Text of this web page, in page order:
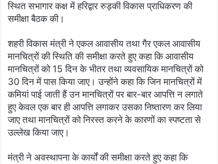
स्थित सभागार कक्ष में हरिद्वार रुड़की विकास प्राधिकरण की
समीक्षा बैठक की।
शहरी विकास मंत्री ने एकल आवासीय तथा गैर एकल आवासीय
मानचित्रों की स्थिति की समीक्षा करते हुए कहा कि आवासीय
मानचित्रों को 15 दिन के भीतर तथा व्यवसायिक मानचित्रों को
30 दिन में पास किया जाए। उन्होंने कहा कि जिन मानचित्रों में
कमियां पाई जाती हैं उन मानचित्रों पर बार-बार आपत्ति न लगाते
हुए केवल एक बार ही आपत्ति लगाकर उसका निष्तारण कर लिया
जाए तथा मानचित्रों को निरस्त करने के कारणों का स्पष्टता से
उल्लेख किया जाए।
मंत्री ने अवस्थापना के कार्यों की समीक्षा करते हुए कहा कि